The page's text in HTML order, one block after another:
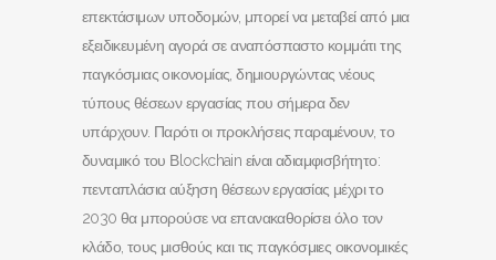
επεκτάσιμων υποδομών, μπορεί να μεταβεί από μια
εξειδικευμένη αγορά σε αναπόσπαστο κομμάτι της
παγκόσμιας οικονομίας, δημιουργώντας νέους
τύπους θέσεων εργασίας που σήμερα δεν
υπάρχουν. Παρότι οι προκλήσεις παραμένουν, το
δυναμικό του Βlockchain είναι αδιαμφισβήτητο:
πενταπλάσια αύξηση θέσεων εργασίας μέχρι το
2030 θα μπορούσε να επανακαθορίσει όλο τον
κλάδο, τους μισθούς και τις παγκόσμιες οικονομικές